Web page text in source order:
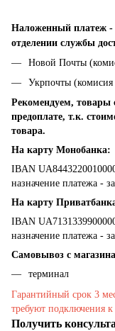
Наложенный платеж -
отделении службы
Новой Почты
Укрпочты (комисия
Рекомендуем, товары
предоплате, т.к.
товара.
На карту Монобанка:
IBAN
назначение платежа -
На карту
IBAN
назначение платежа -
Самовывоз с
терминал
Гарантийный срок 3
требуют подключения к
Получить